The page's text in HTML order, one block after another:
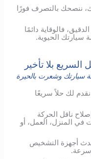
ننصحك بالتصرف فورًا
فالوقاية دائمًا
سيارتك الحيوية.
بلا تأخير
وشعرت بالحيرة
لك حلاً سريعًا
ناقل الحركة
المنزل، العمل، أو
أجهزة التشخيص